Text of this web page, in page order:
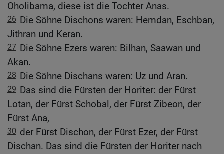
Oholibama, diese ist die Tochter Anas.
26 Die Söhne Dischons waren: Hemdan, Eschban,
Jithran und Keran.
27 Die Söhne Ezers waren: Bilhan, Saawan und
Akan.
28 Die Söhne Dischans waren: Uz und Aran.
29 Das sind die Fürsten der Horiter: der Fürst
Lotan, der Fürst Schobal, der Fürst Zibeon, der
Fürst Ana,
30 der Fürst Dischon, der Fürst Ezer, der Fürst
Dischan. Das sind die Fürsten der Horiter nach